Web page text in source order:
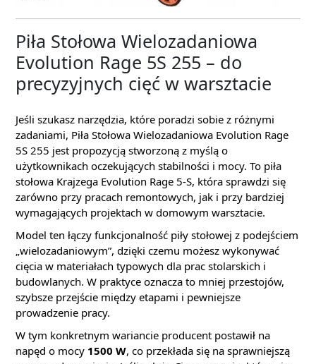
Piła Stołowa Wielozadaniowa
Evolution Rage 5S 255 – do
precyzyjnych cięć w warsztacie
Jeśli szukasz narzędzia, które poradzi sobie z różnymi
zadaniami, Piła Stołowa Wielozadaniowa Evolution Rage
5S 255 jest propozycją stworzoną z myślą o
użytkownikach oczekujących stabilności i mocy. To piła
stołowa Krajzega Evolution Rage 5-S, która sprawdzi się
zarówno przy pracach remontowych, jak i przy bardziej
wymagających projektach w domowym warsztacie.
Model ten łączy funkcjonalność piły stołowej z podejściem
„wielozadaniowym”, dzięki czemu możesz wykonywać
cięcia w materiałach typowych dla prac stolarskich i
budowlanych. W praktyce oznacza to mniej przestojów,
szybsze przejście między etapami i pewniejsze
prowadzenie pracy.
W tym konkretnym wariancie producent postawił na
napęd o mocy 1500 W, co przekłada się na sprawniejszą